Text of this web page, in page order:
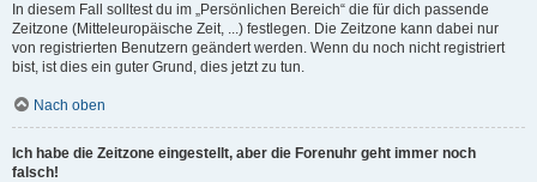
In diesem Fall solltest du im „Persönlichen Bereich“ die für dich passende
Zeitzone (Mitteleuropäische Zeit, ...) festlegen. Die Zeitzone kann dabei nur
von registrierten Benutzern geändert werden. Wenn du noch nicht registriert
bist, ist dies ein guter Grund, dies jetzt zu tun.
Nach oben
Ich habe die Zeitzone eingestellt, aber die Forenuhr geht immer noch
falsch!